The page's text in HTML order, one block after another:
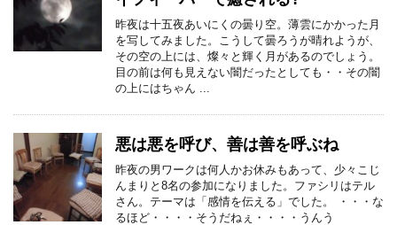
昨夜は十五夜あいにくの曇り空。薄雲にかかった月
を写してみました。こうして曇ろうが晴れようが、
その空の上には、燦々と輝く月があるのでしょう。
目の前は何も見えない闇だったとしても・・その闇
の上にはちゃん ...
悪は悪を呼び、善は善を呼ぶね
昨夜の男ワークは何人かお休みもあって、少々こじ
んまりと8名の参加になりました。ファシリはテル
さん。テーマは「感情を伝える」でした。 ・・・な
るほど・・・・そうだねぇ・・・・うんう